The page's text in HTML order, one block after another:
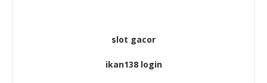
slot gacor
ikan138 login